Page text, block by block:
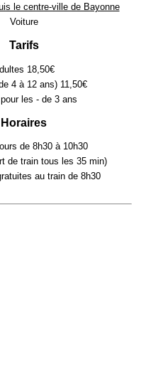
le centre-ville de Bayonne
Voiture
Tarifs
18,50€
4 à 12 ans) 11,50€
les - de 3 ans
Horaires
de 8h30 à 10h30
de train tous les 35 min)
au train de 8h30